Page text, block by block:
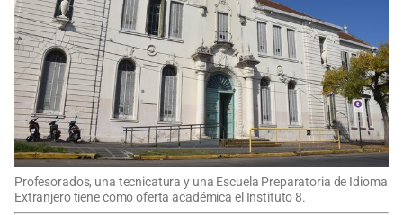
Profesorados, una tecnicatura y una Escuela Preparatoria de Idioma
Extranjero tiene como oferta académica el Instituto 8.